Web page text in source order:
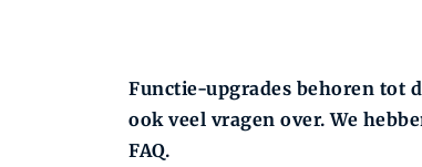
Functie-upgrades behoren tot
ook veel vragen over. We
FAQ.